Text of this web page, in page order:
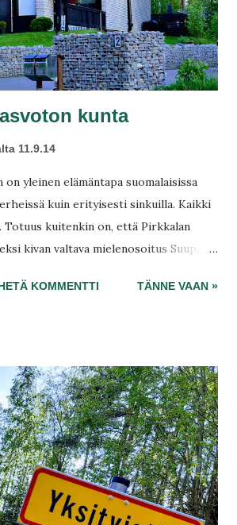
kunta
11.9.14
on yleinen elämäntapa suomalaisissa
kuin erityisesti sinkuilla. Kaikki
Totuus kuitenkin on, että Pirkkalan
kivan valtava mielenosoitus Suupalla,
taistelemaan asunnoistansa,
KOMMENTTI TÄNNE VAAN »